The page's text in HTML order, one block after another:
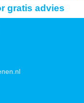
gratis advies